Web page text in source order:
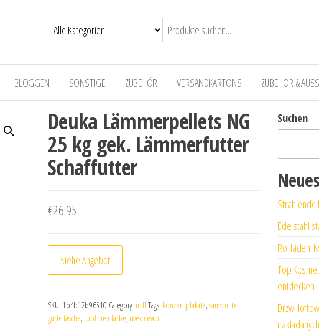
BLOGGEN SONSTIGE ZUBEHÖR VERSANDKARTONS ZUBEHÖR &
Deuka Lämmerpellets NG
25 kg gek. Lämmerfutter
Schaffutter
€26.95
Siehe Angebot
SKU: 1b4b12b96510 Category: null Tags: konzert plakate, samsonite
gürteltasche, töpfchen farbe, uvex cevron
Suchen
Strahlende
Edelstahl
Rollläden:
Top
entdecken
Drzwi
nakładanych